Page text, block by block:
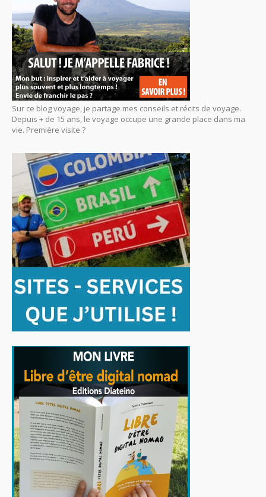
Sur ce blog voyage, je partage mes conseils et récits de voyage.
Depuis + de 15 ans, le voyage occupe une grande place dans ma
vie. Première visite ?